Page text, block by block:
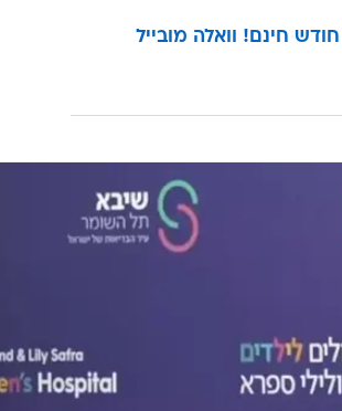
וגם חודש חינם! וואלה מובייל